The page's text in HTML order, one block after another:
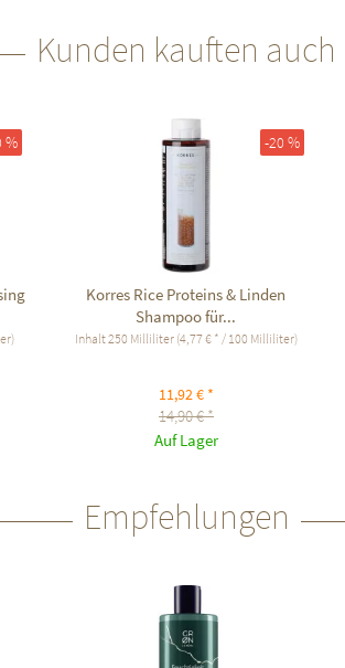
Kunden kauften auch
% -20 %
Korres Rice Proteins & Linden
Shampoo für...
Inhalt250 Milliliter (4,77 € * / 100 Milliliter)
11,92 € *
14,90 € *
Auf Lager
Empfehlungen